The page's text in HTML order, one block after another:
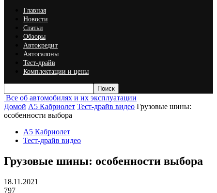
Главная
Новости
Статьи
Обзоры
Автокредит
Автосалоны
Тест-драйв
Комплектации и цены
Все об автомобилях и их эксплуатации
Домой A5 Кабриолет Тест-драйв видео Грузовые шины:
особенности выбора
A5 Кабриолет
Тест-драйв видео
Грузовые шины: особенности выбора
18.11.2021
797